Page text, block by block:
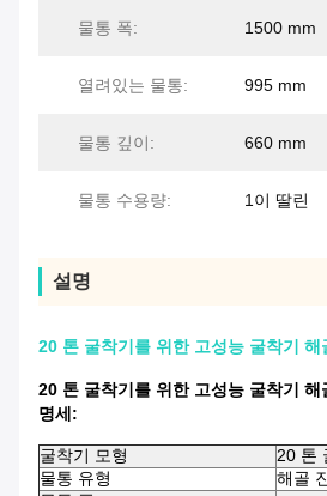
물통 폭: 1500 mm
열려있는 물통: 995 mm
물통 깊이: 660 mm
물통 수용량: 1이 딸린
설명
20 톤 굴착기를 위한 고성능 굴착기 해
20 톤 굴착기를 위한 고성능 굴착기 해
명세:
굴착기 모형
20 톤
물통 유형
해골